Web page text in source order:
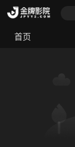
首页